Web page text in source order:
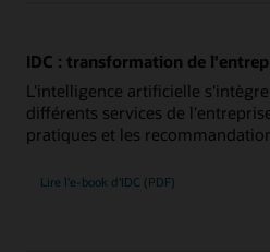
IDC : transformation de
L'intelligence artificielle
différents services de
pratiques et les
Lire l'e-book d'IDC (PDF)